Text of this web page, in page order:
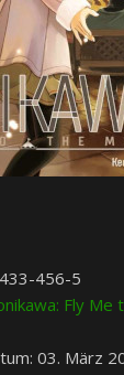
456-5
Fly Me
03. März